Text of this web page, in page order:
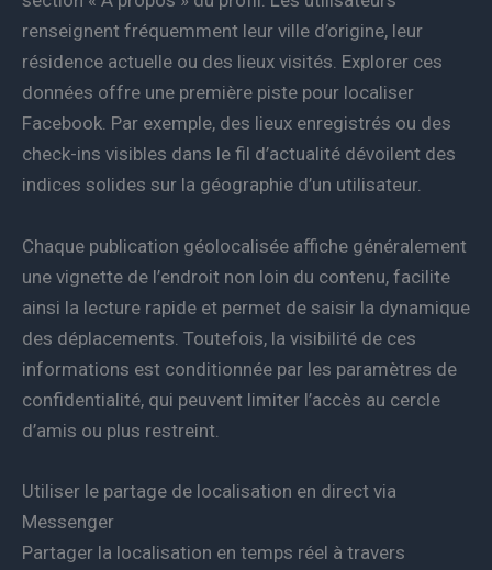
renseignent fréquemment leur ville d’origine, leur
résidence actuelle ou des lieux visités. Explorer ces
données offre une première piste pour localiser
Facebook. Par exemple, des lieux enregistrés ou des
check-ins visibles dans le fil d’actualité dévoilent des
indices solides sur la géographie d’un utilisateur.
Chaque publication géolocalisée affiche généralement
une vignette de l’endroit non loin du contenu, facilite
ainsi la lecture rapide et permet de saisir la dynamique
des déplacements. Toutefois, la visibilité de ces
informations est conditionnée par les paramètres de
confidentialité, qui peuvent limiter l’accès au cercle
d’amis ou plus restreint.
Utiliser le partage de localisation en direct via
Messenger
Partager la localisation en temps réel à travers